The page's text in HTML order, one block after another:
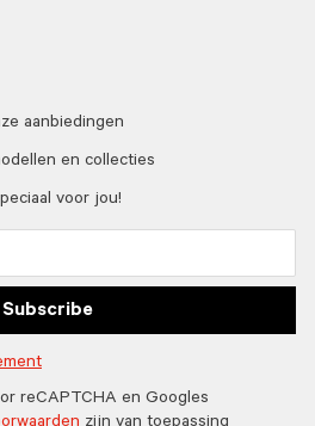
aanbiedingen
en collecties
voor jou!
Subscribe
reCAPTCHA en Googles